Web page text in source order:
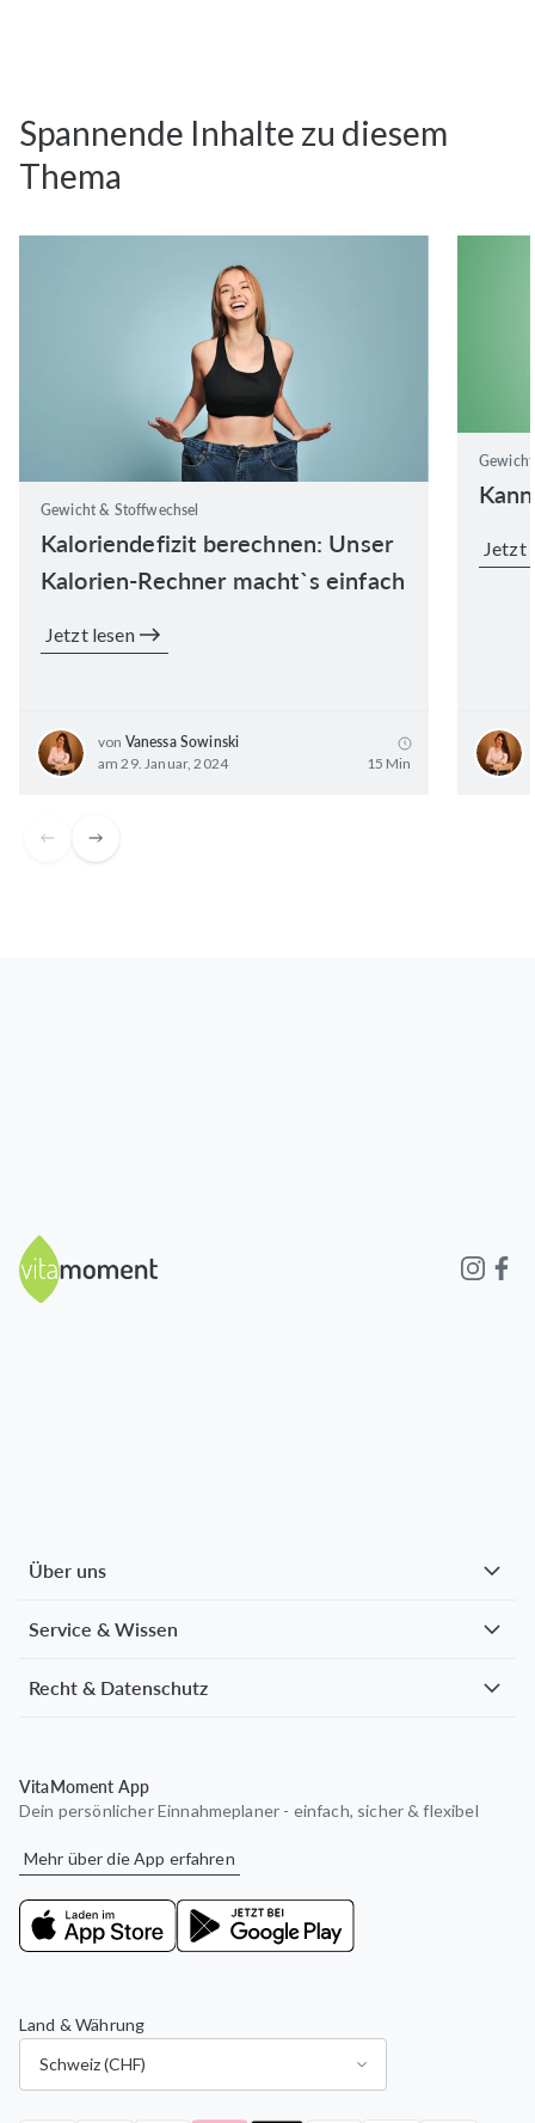
Spannende Inhalte zu diesem
Thema
Gewicht & Stoffwechsel
Kaloriendefizit berechnen: Unser
Kalorien-Rechner macht`s einfach
Jetzt lesen
von Vanessa Sowinski
am 29. Januar, 2024
15 Min
Jetzt
Über uns
Service & Wissen
Recht & Datenschutz
VitaMoment App
Dein persönlicher Einnahmeplaner - einfach, sicher & flexibel
Mehr über die App erfahren
Land & Währung